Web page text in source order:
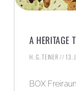
A HERITAGE
H. G. TEINER 13.
BOX